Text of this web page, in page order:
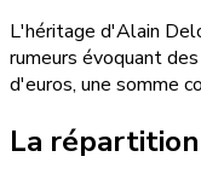
L'héritage d'Alain
rumeurs évoquant
d'euros, une somme
La